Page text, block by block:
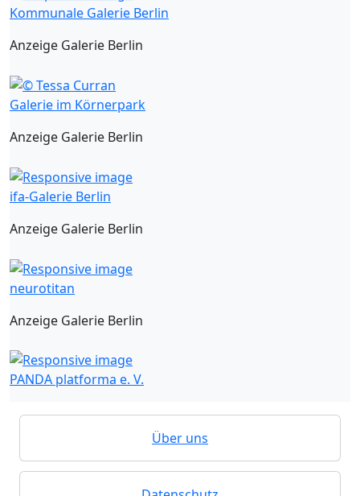
Kommunale Galerie Berlin
Anzeige Galerie Berlin
Galerie im Körnerpark
Anzeige Galerie Berlin
ifa-Galerie Berlin
Anzeige Galerie Berlin
neurotitan
Anzeige Galerie Berlin
PANDA platforma e. V.
Über uns